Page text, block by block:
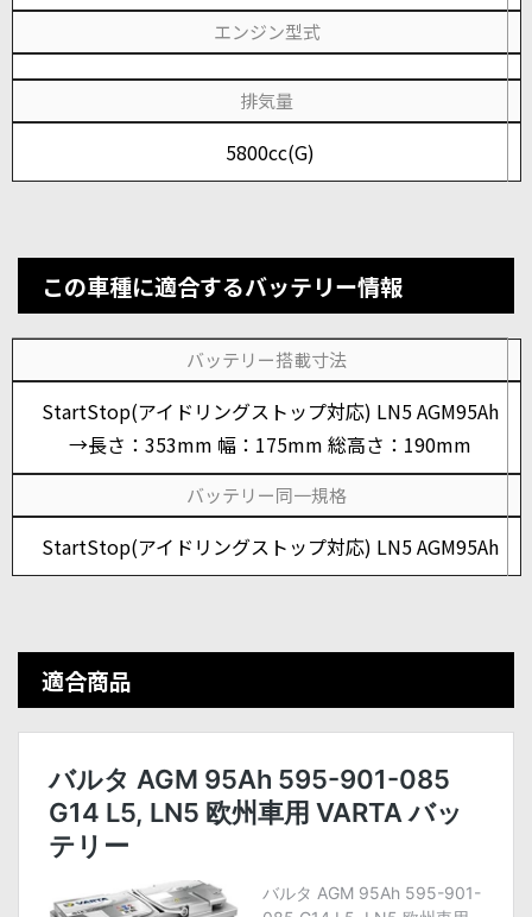
エンジン型式
排気量
5800cc(G)
この車種に適合するバッテリー情報
バッテリー搭載寸法
StartStop(アイドリングストップ対応) LN5 AGM95Ah
→長さ：353mm 幅：175mm 総高さ：190mm
バッテリー同一規格
StartStop(アイドリングストップ対応) LN5 AGM95Ah
適合商品